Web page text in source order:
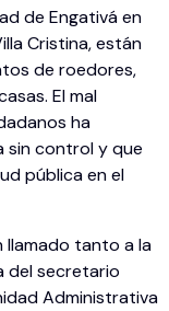
de Engativá en
Cristina, están
de roedores,
El mal
ha
sin control y que
pública en el
llamado tanto a la
del secretario
Administrativa